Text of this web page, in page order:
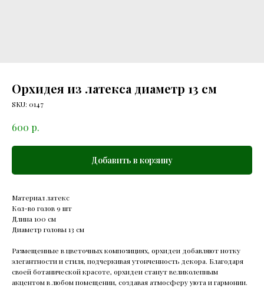
Орхидея из латекса диаметр 13 см
SKU: 0147
600 р.
Добавить в корзину
Материал латекс
Кол-во голов 9 шт
Длина 100 см
Диаметр головы 13 см
Размещенные в цветочных композициях, орхидеи добавляют нотку
элегантности и стиля, подчеркивая утонченность декора. Благодаря
своей ботанической красоте, орхидеи станут великолепным
акцентом в любом помещении, создавая атмосферу уюта и гармонии.